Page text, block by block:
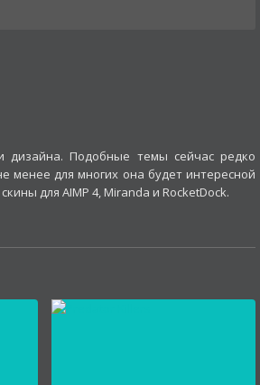
дизайна. Подобные темы сейчас редко
менее для многих она будет интересной
для AIMP 4, Miranda и RocketDock.